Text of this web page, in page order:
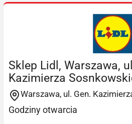
Sklep Lidl, Warszawa,
Kazimierza
Warszawa, ul. Gen.
Godziny otwarcia